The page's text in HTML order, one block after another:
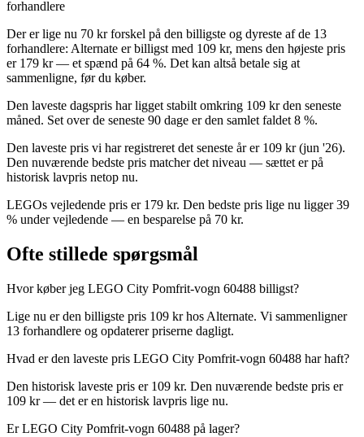
forhandlere
Der er lige nu 70 kr forskel på den billigste og dyreste af de 13
forhandlere: Alternate er billigst med 109 kr, mens den højeste pris
er 179 kr — et spænd på 64 %. Det kan altså betale sig at
sammenligne, før du køber.
Den laveste dagspris har ligget stabilt omkring 109 kr den seneste
måned. Set over de seneste 90 dage er den samlet faldet 8 %.
Den laveste pris vi har registreret det seneste år er 109 kr (jun '26).
Den nuværende bedste pris matcher det niveau — sættet er på
historisk lavpris netop nu.
LEGOs vejledende pris er 179 kr. Den bedste pris lige nu ligger 39
% under vejledende — en besparelse på 70 kr.
Ofte stillede spørgsmål
Hvor køber jeg LEGO City Pomfrit-vogn 60488 billigst?
Lige nu er den billigste pris 109 kr hos Alternate. Vi sammenligner
13 forhandlere og opdaterer priserne dagligt.
Hvad er den laveste pris LEGO City Pomfrit-vogn 60488 har haft?
Den historisk laveste pris er 109 kr. Den nuværende bedste pris er
109 kr — det er en historisk lavpris lige nu.
Er LEGO City Pomfrit-vogn 60488 på lager?